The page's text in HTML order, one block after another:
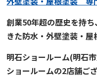
創業50年超の歴史を持ち、
きた防水・外壁塗装・屋
明石ショールーム(明石
ショールームの2店舗ご